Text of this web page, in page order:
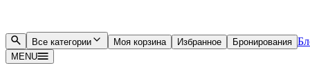
Все категории Моя корзина Избранное Бронирования
MENU